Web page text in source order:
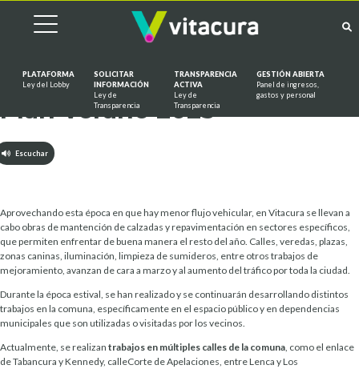
PLATAFORMA
Ley del Lobby
SOLICITAR
INFORMACIÓN
Ley de
Transparencia
TRANSPARENCIA
ACTIVA
Ley de
Transparencia
GESTIÓN ABIERTA
Panel de ingresos,
gastos y personal
Plan Verano 2025
Escuchar
Aprovechando esta época en que hay menor flujo vehicular, en Vitacura se llevan a
cabo obras de mantención de calzadas y repavimentación en sectores específicos,
que permiten enfrentar de buena manera el resto del año. Calles, veredas, plazas,
zonas caninas, iluminación, limpieza de sumideros, entre otros trabajos de
mejoramiento, avanzan de cara a marzo y al aumento del tráfico por toda la ciudad.
Durante la época estival, se han realizado y se continuarán desarrollando distintos
trabajos en la comuna, específicamente en el espacio público y en dependencias
municipales que son utilizadas o visitadas por los vecinos.
Actualmente, se realizan trabajos en múltiples calles de la comuna, como el enlace
de Tabancura y Kennedy, calleCorte de Apelaciones, entre Lenca y Los